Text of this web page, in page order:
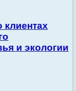
клиентах
и экологии